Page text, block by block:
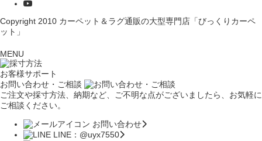
Copyright 2010 カーペット＆ラグ通販の大型専門店「びっくりカーペ
ット」
MENU
お客様サポート
お問い合わせ・ご相談
ご注文や採寸方法、納期など、ご不明な点がございましたら、お気軽に
ご相談ください。
お問い合わせ
LINE：@uyx7550